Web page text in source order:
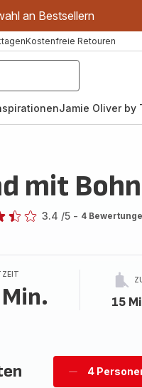
an Bestsellern
Kostenfreie Retouren
Jamie Oliver by
mit
3.4 /5 - 4
15
Personen
4